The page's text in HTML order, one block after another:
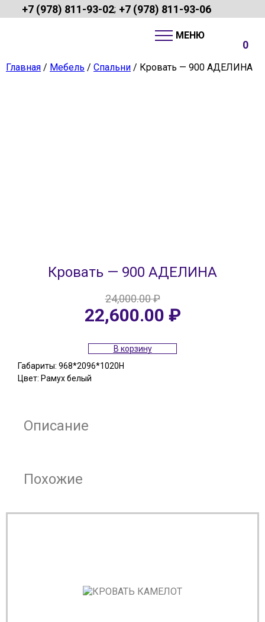
+7 (978) 811-93-02; +7 (978) 811-93-06
0
Главная / Мебель / Спальни / Кровать — 900 АДЕЛИНА
Кровать — 900 АДЕЛИНА
24,000.00₽
Первоначальная
цена
24,000.00 ₽.
22,600.00 ₽Текущая
В корзину
Габариты: 968*2096*1020Н
Цвет: Рамух белый
Описание
Похожие